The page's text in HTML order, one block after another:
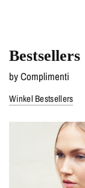
Bestsellers
by Complimenti
Winkel Bestsellers